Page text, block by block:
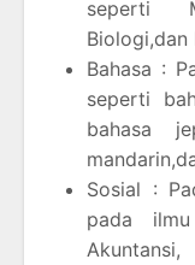
seperti
Biologi,dan
Bahasa :
seperti
bahasa
Sosial :
pada